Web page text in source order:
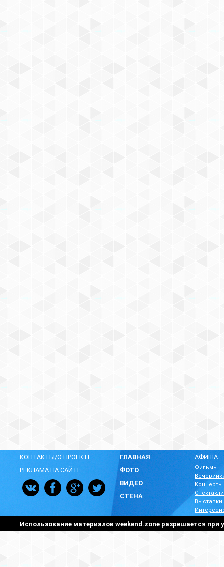
КОНТАКТЫ/О ПРОЕКТЕ
РЕКЛАМА НА САЙТЕ
ГЛАВНАЯ
ФОТО
ВИДЕО
СТЕНА
АФИША
Фильмы
Концерты
Спектакли
Выставки
Использование материалов weekend.zone разрешается